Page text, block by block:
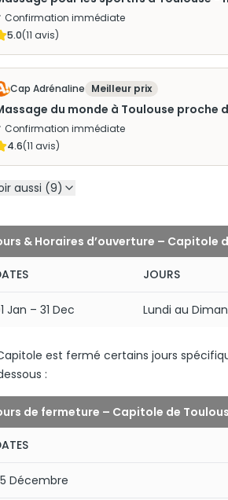
Confirmation immédiate
5.0(11 avis)
Cap Adrénaline Meilleur prix
du monde à Toulouse proche
Confirmation immédiate
4.6(11 avis)
aussi (9)
& Horaires d’ouverture – Capitole
JOURS
Jan – 31 Dec Lundi au
est fermé certains jours
:
de fermeture – Capitole de
Décembre